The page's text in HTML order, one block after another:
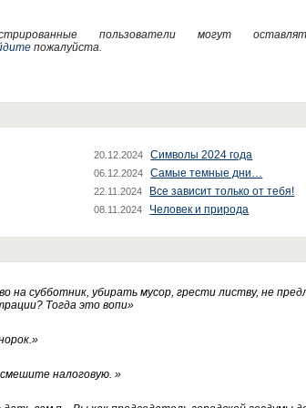
пользователи могут
пожалуйста.
20.12.2024 Символы 2024 года
06.12.2024 Самые темные дни…
22.11.2024 Все зависит только от тебя!
08.11.2024 Человек и природа
субботник, убирать мусор, грести листву, не
Тогда это вопи»
»
налоговую. »